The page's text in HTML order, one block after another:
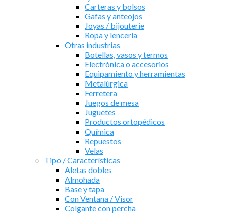
Carteras y bolsos
Gafas y anteojos
Joyas / bijouterie
Ropa y lencería
Otras industrias
Botellas, vasos y termos
Electrónica o accesorios
Equipamiento y herramientas
Metalúrgica
Ferretera
Juegos de mesa
Juguetes
Productos ortopédicos
Química
Repuestos
Velas
Tipo / Características
Aletas dobles
Almohada
Base y tapa
Con Ventana / Visor
Colgante con percha